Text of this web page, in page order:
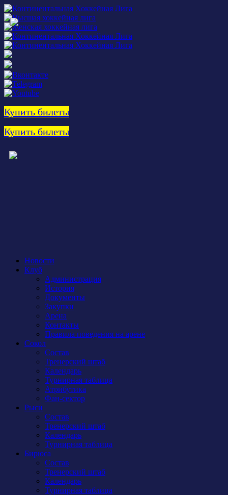
Купить билеты
Купить билеты
Новости
Клуб
Администрация
История
Документы
Закупки
Арена
Контакты
Правила поведения на арене
Сокол
Состав
Тренерский штаб
Календарь
Турнирная таблица
Атрибутика
Фан-сектор
Рыси
Состав
Тренерский штаб
Календарь
Турнирная таблица
Бирюса
Состав
Тренерский штаб
Календарь
Турнирная таблица